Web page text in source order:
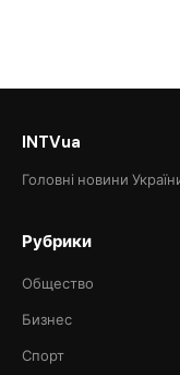
INTVua
Головні новини
Рубрики
Общество
Бизнес
Спорт